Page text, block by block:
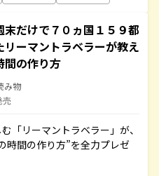
だけで７０ヵ国１５９都
リーマントラベラーが教え
間の作り方
み物
売
「リーマントラベラー」が、
時間の作り方”を全力プレゼ